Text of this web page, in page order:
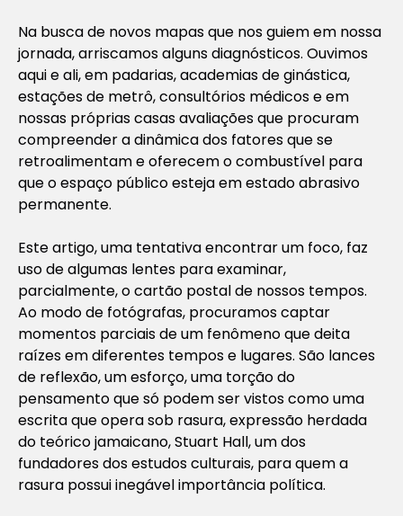
Na busca de novos mapas que nos guiem em nossa
jornada, arriscamos alguns diagnósticos. Ouvimos
aqui e ali, em padarias, academias de ginástica,
estações de metrô, consultórios médicos e em
nossas próprias casas avaliações que procuram
compreender a dinâmica dos fatores que se
retroalimentam e oferecem o combustível para
que o espaço público esteja em estado abrasivo
permanente.
Este artigo, uma tentativa encontrar um foco, faz
uso de algumas lentes para examinar,
parcialmente, o cartão postal de nossos tempos.
Ao modo de fotógrafas, procuramos captar
momentos parciais de um fenômeno que deita
raízes em diferentes tempos e lugares. São lances
de reflexão, um esforço, uma torção do
pensamento que só podem ser vistos como uma
escrita que opera sob rasura, expressão herdada
do teórico jamaicano, Stuart Hall, um dos
fundadores dos estudos culturais, para quem a
rasura possui inegável importância política.